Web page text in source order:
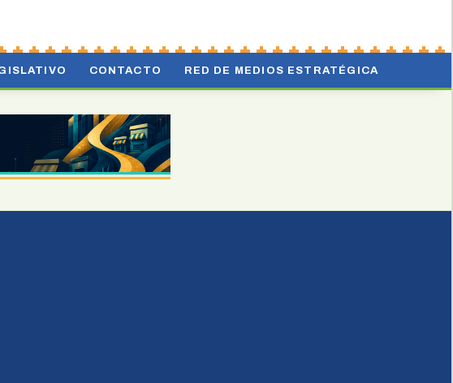
CONTACTO RED DE MEDIOS ESTRATÉGICA